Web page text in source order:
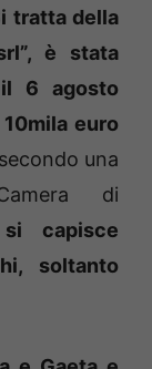
tratta della
è stata
6 agosto
euro
una
di
capisce
soltanto